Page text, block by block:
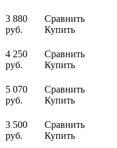
3 880
руб.
Сравнить
Купить
4 250
руб.
Сравнить
Купить
5 070
руб.
Сравнить
Купить
3 500
руб.
Сравнить
Купить